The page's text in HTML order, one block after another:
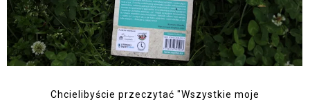
Chcielibyście przeczytać "Wszystkie moje